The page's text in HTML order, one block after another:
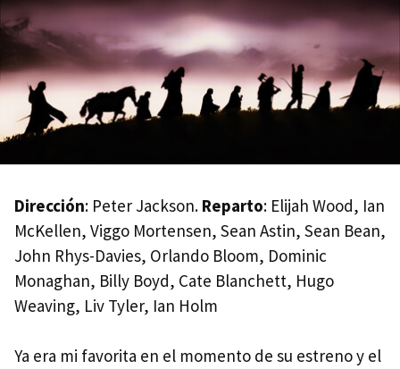
Dirección: Peter Jackson. Reparto: Elijah Wood, Ian
McKellen, Viggo Mortensen, Sean Astin, Sean Bean,
John Rhys-Davies, Orlando Bloom, Dominic
Monaghan, Billy Boyd, Cate Blanchett, Hugo
Weaving, Liv Tyler, Ian Holm
Ya era mi favorita en el momento de su estreno y el